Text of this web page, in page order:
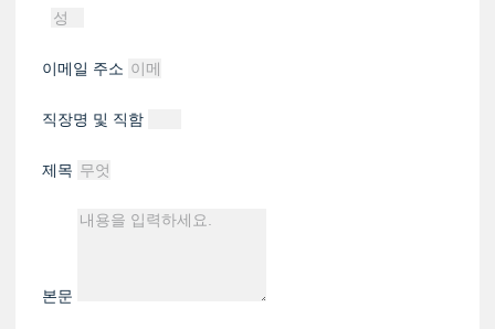
이메일 주소
직장명 및 직함
제목
본문